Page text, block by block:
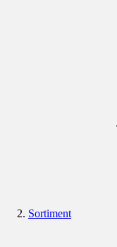
Sortiment